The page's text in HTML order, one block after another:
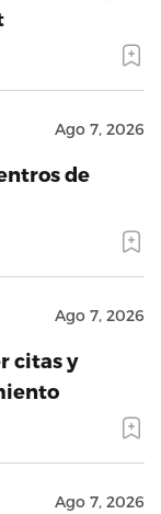
Ago 7, 2026
de
Ago 7, 2026
citas y
Ago 7, 2026